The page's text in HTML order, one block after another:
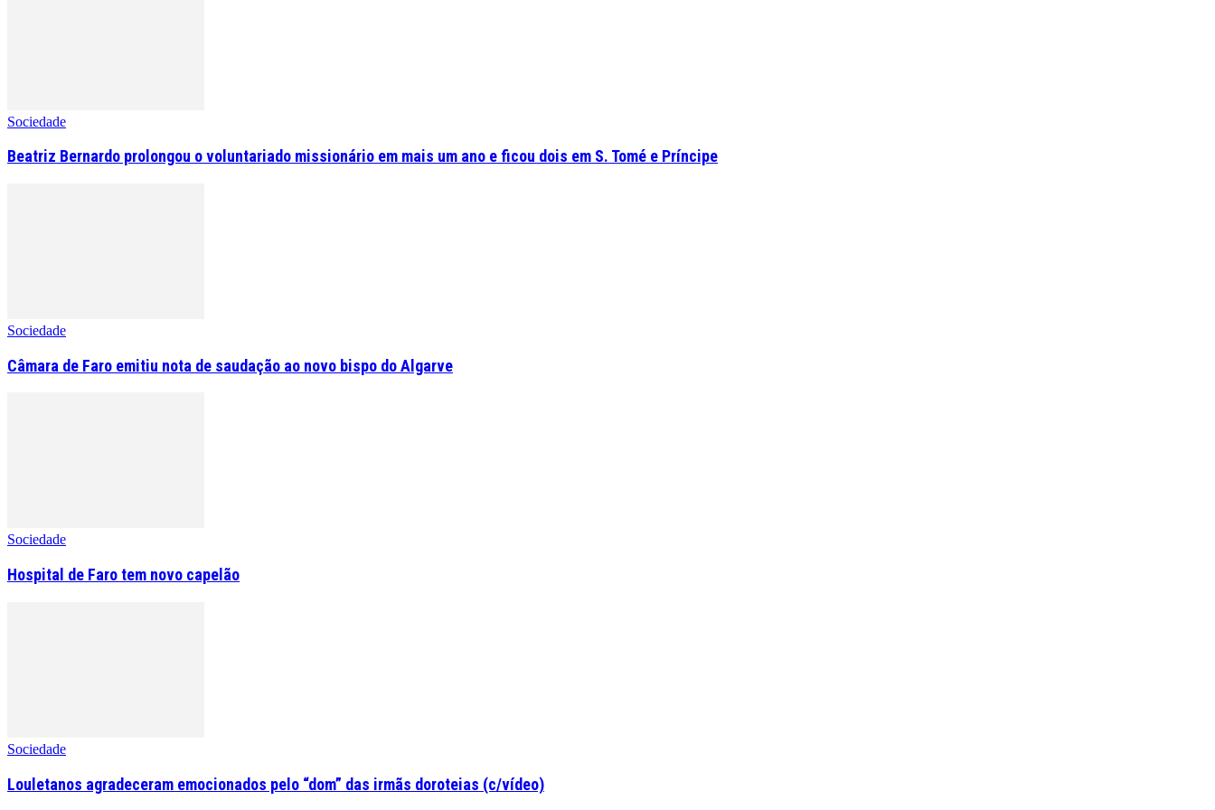
Sociedade
Beatriz Bernardo prolongou o voluntariado missionário em mais um ano e ficou dois em S. Tomé e Príncipe
Sociedade
Câmara de Faro emitiu nota de saudação ao novo bispo do Algarve
Sociedade
Hospital de Faro tem novo capelão
Sociedade
Louletanos agradeceram emocionados pelo “dom” das irmãs doroteias (c/vídeo)